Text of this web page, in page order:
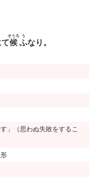
候
そうろ
ふ
う
なり。
」（思わぬ失敗をするこ